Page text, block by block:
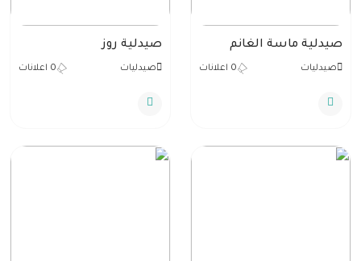
صيدلية ماسة الغانم
صيدليات 0 اعلانات
صيدلية روز
صيدليات 0 اعلانات